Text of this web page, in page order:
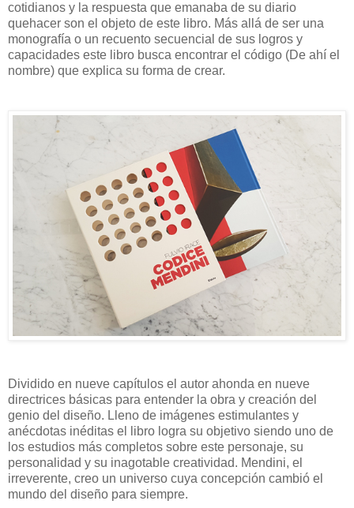
cotidianos y la respuesta que emanaba de su diario
quehacer son el objeto de este libro. Más allá de ser una
monografía o un recuento secuencial de sus logros y
capacidades este libro busca encontrar el código (De ahí el
nombre) que explica su forma de crear.
Dividido en nueve capítulos el autor ahonda en nueve
directrices básicas para entender la obra y creación del
genio del diseño. Lleno de imágenes estimulantes y
anécdotas inéditas el libro logra su objetivo siendo uno de
los estudios más completos sobre este personaje, su
personalidad y su inagotable creatividad. Mendini, el
irreverente, creo un universo cuya concepción cambió el
mundo del diseño para siempre.